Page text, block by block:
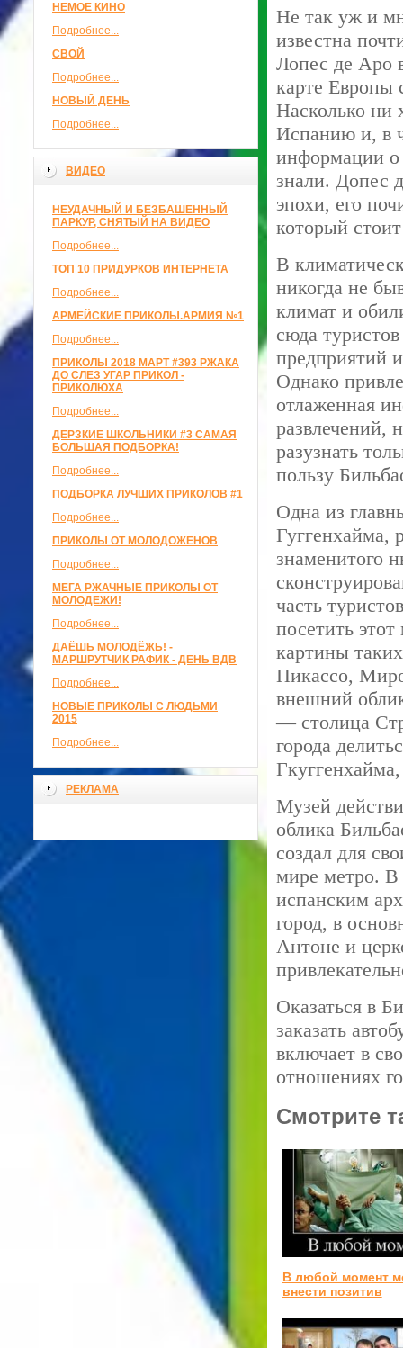
НЕМОЕ КИНО
Подробнее...
СВОЙ
Подробнее...
НОВЫЙ ДЕНЬ
Подробнее...
ВИДЕО
НЕУДАЧНЫЙ И БЕЗБАШЕННЫЙ
ПАРКУР, СНЯТЫЙ НА ВИДЕО
Подробнее...
ТОП 10 ПРИДУРКОВ ИНТЕРНЕТА
Подробнее...
АРМЕЙСКИЕ ПРИКОЛЫ.АРМИЯ №1
Подробнее...
ПРИКОЛЫ 2018 МАРТ #393 РЖАКА
ДО СЛЕЗ УГАР ПРИКОЛ -
ПРИКОЛЮХА
Подробнее...
ДЕРЗКИЕ ШКОЛЬНИКИ #3 САМАЯ
БОЛЬШАЯ ПОДБОРКА!
Подробнее...
ПОДБОРКА ЛУЧШИХ ПРИКОЛОВ #1
Подробнее...
ПРИКОЛЫ ОТ МОЛОДОЖЕНОВ
Подробнее...
МЕГА РЖАЧНЫЕ ПРИКОЛЫ ОТ
МОЛОДЕЖИ!
Подробнее...
ДАЁШЬ МОЛОДЁЖЬ! -
МАРШРУТЧИК РАФИК - ДЕНЬ ВДВ
Подробнее...
НОВЫЕ ПРИКОЛЫ С ЛЮДЬМИ
2015
Подробнее...
РЕКЛАМА
Не так уж и
известна
Лопес де Аро
карте Европы
Насколько ни
Испанию и, в
информации о
знали. Допес
эпохи, его
который
В
никогда не
климат и
сюда
предприятий
Однако
отлаженная
развлечений,
разузнать
пользу
Одна из
Гуггенхайма,
знаменитого
часть
посетить
картины
Пикассо,
внешний
— столица
города
Музей
облика
создал для
мире метро. В
испанским
город, в
Антоне и
Оказаться в
заказать
включает в
отношениях
Смотрите
В любой момент
внести позитив